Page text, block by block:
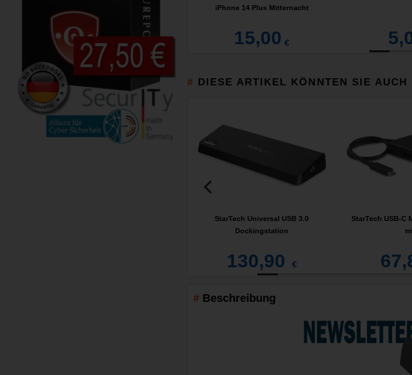
iPhone 14 Plus Mitternacht
15,00 €
DIESE ARTIKEL KÖNNTEN SIE AUCH
StarTech Universal USB 3.0
Dockingstation
130,90 €
StarTech USB-C
Beschreibung